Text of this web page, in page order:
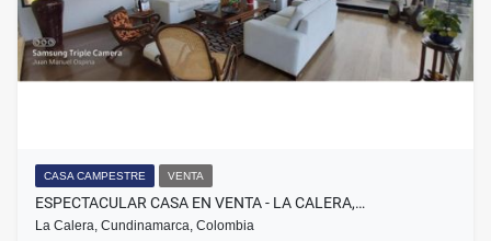
CASA CAMPESTRE VENTA
ESPECTACULAR CASA EN VENTA - LA CALERA,…
La Calera, Cundinamarca, Colombia